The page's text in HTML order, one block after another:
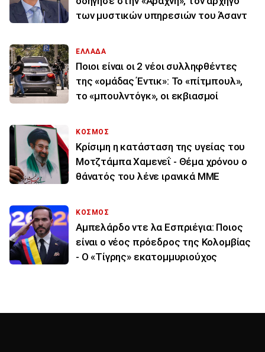
των μυστικών υπηρεσιών του Άσαντ
ΕΛΛΑΔΑ
Ποιοι είναι οι 2 νέοι συλληφθέντες
της «ομάδας Έντικ»: Το «πίτμπουλ»,
το «μπουλντόγκ», οι εκβιασμοί
ΚΟΣΜΟΣ
Κρίσιμη η κατάσταση της υγείας του
Μοτζτάμπα Χαμενεΐ - Θέμα χρόνου ο
θάνατός του λένε ιρανικά ΜΜΕ
ΚΟΣΜΟΣ
Αμπελάρδο ντε λα Εσπριέγια: Ποιος
είναι ο νέος πρόεδρος της Κολομβίας
- Ο «Τίγρης» εκατομμυριούχος